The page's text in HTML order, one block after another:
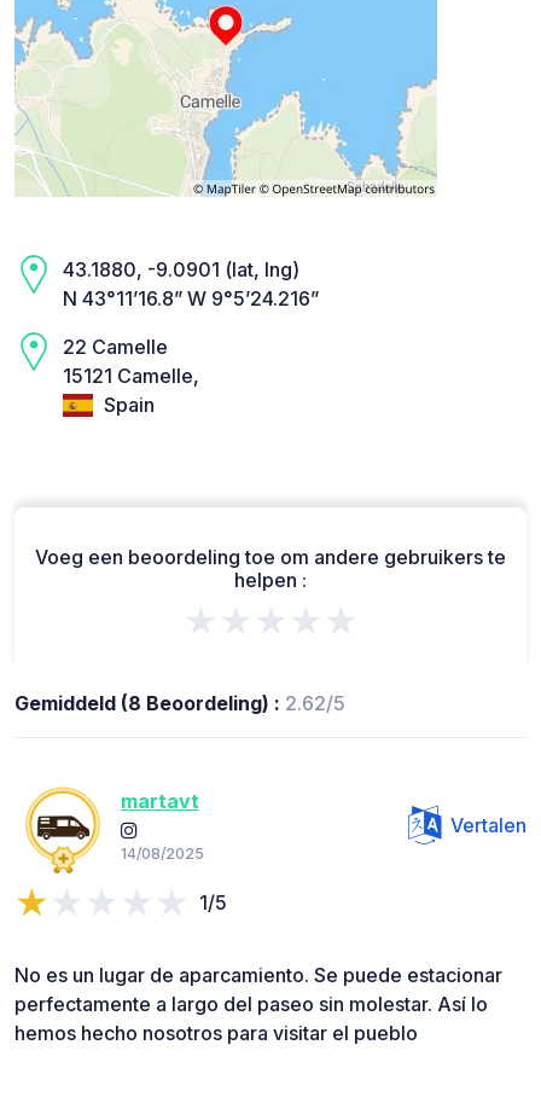
43.1880, -9.0901 (lat, lng)
N 43°11’16.8” W 9°5’24.216”
22 Camelle
15121 Camelle,
Spain
Voeg een beoordeling toe om andere gebruikers te
helpen :
★★★★★
Gemiddeld (8 Beoordeling) : 2.62/5
martavt
14/08/2025
Vertalen
1/5
No es un lugar de aparcamiento. Se puede estacionar
perfectamente a largo del paseo sin molestar. Así lo
hemos hecho nosotros para visitar el pueblo